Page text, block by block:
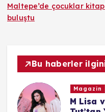
Maltepe’de çocuklar
buluştu
Bu haberler
Magazin
M Lisa